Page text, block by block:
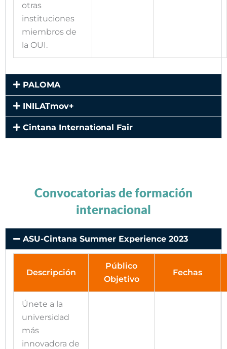
otras
instituciones
miembros de
la OUI.
PALOMA
INILATmov+
Cintana International Fair
Convocatorias de formación
internacional
ASU-Cintana Summer Experience 2023
Descripción
Público
Objetivo
Fechas
Únete a la
universidad
más
innovadora de